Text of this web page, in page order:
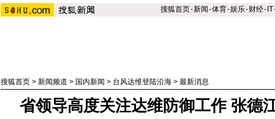
搜狐首页-新闻-体育-娱乐-财经- IT
搜狐首页> 新闻频道 > 国内新闻 > 台风达维登陆沿海> 最新消息
省领导高度关注达维防御工作 张德